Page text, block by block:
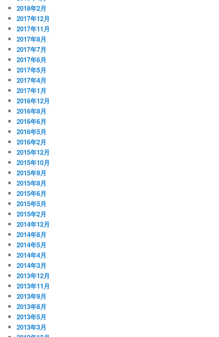
2018年2月
2017年12月
2017年11月
2017年8月
2017年7月
2017年6月
2017年5月
2017年4月
2017年1月
2016年12月
2016年8月
2016年6月
2016年5月
2016年2月
2015年12月
2015年10月
2015年9月
2015年8月
2015年6月
2015年5月
2015年2月
2014年12月
2014年8月
2014年5月
2014年4月
2014年3月
2013年12月
2013年11月
2013年9月
2013年8月
2013年5月
2013年3月